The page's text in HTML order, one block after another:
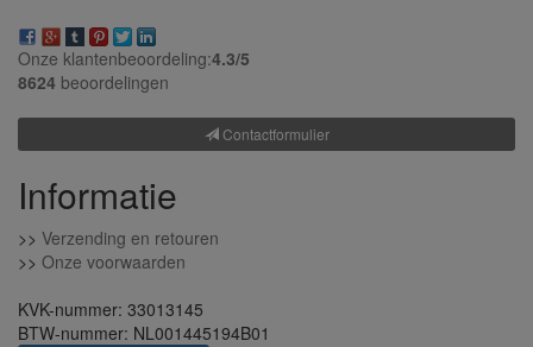
Onze klantenbeoordeling:4.3/5
8624 beoordelingen
Contactformulier
Informatie
>> Verzending en retouren
>> Onze voorwaarden
KVK-nummer: 33013145
BTW-nummer: NL001445194B01